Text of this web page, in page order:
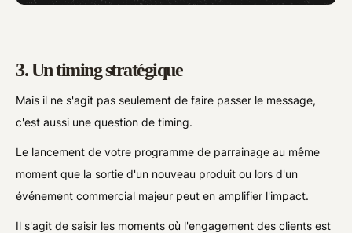
3. Un timing stratégique
Mais il ne s'agit pas seulement de faire passer le message,
c'est aussi une question de timing.
Le lancement de votre programme de parrainage au même
moment que la sortie d'un nouveau produit ou lors d'un
événement commercial majeur peut en amplifier l'impact.
Il s'agit de saisir les moments où l'engagement des clients est